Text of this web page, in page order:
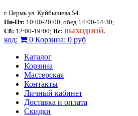
г. Пермь ул. Куйбышева 54.
Пн-Пт: 10:00-20:00, обед 14:00-14:30;
Сб: 12:00-19:00; Вс: ВЫХОДНОЙ.
код: 0 Корзина: 0 руб
Каталог
Корзина
Мастерская
Контакты
Личный кабинет
Доставка и оплата
Скидки